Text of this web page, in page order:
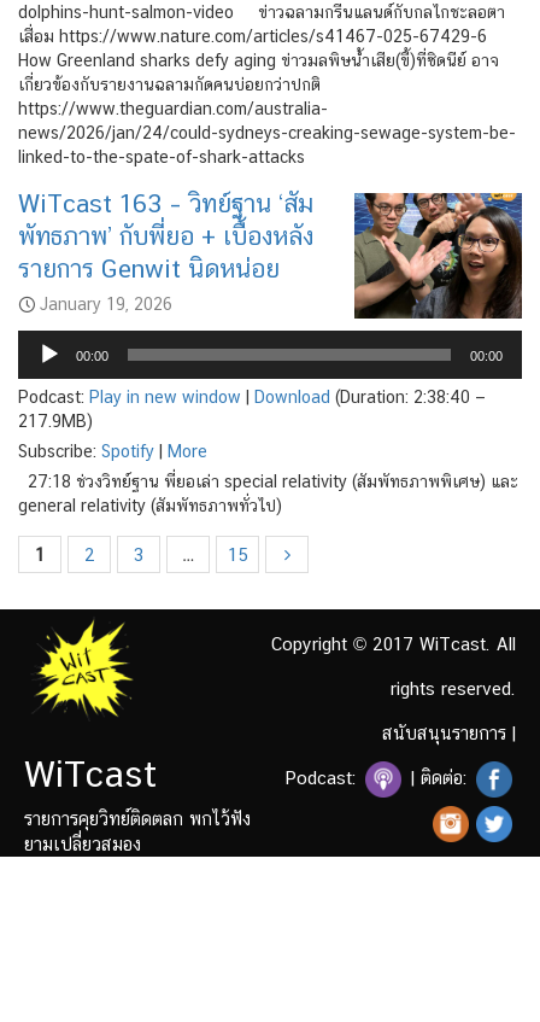
dolphins-hunt-salmon-video ข่าวฉลามกรีนแลนด์กับกลไกชะลอตา
เสื่อม https://www.nature.com/articles/s41467-025-67429-6
How Greenland sharks defy aging ข่าวมลพิษน้ำเสีย(ขี้)ที่ซิดนีย์ อาจ
เกี่ยวข้องกับรายงานฉลามกัดคนบ่อยกว่าปกติ
https://www.theguardian.com/australia-
news/2026/jan/24/could-sydneys-creaking-sewage-system-be-
linked-to-the-spate-of-shark-attacks
WiTcast 163 – วิทย์ฐาน ‘สัม
พัทธภาพ’ กับพี่ยอ + เบื้องหลัง
รายการ Genwit นิดหน่อย
January 19, 2026
Audio
Player
00:00 00:00
Podcast: Play in new window Download (Duration: 2:38:40 —
217.9MB)
Subscribe: Spotify
More
27:18 ช่วงวิทย์ฐาน พี่ยอเล่า special relativity (สัมพัทธภาพพิเศษ) และ
general relativity (สัมพัทธภาพทั่วไป)
1 2 3 … 15
WiTcast
รายการคุยวิทย์ติดตลก พกไว้ฟัง
ยามเปลี่ยวสมอง
Copyright © 2017 WiTcast. All
rights reserved.
สนับสนุนรายการ |
Podcast: | ติดต่อ: